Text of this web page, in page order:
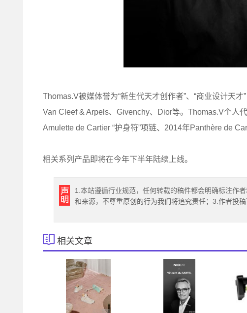
Thomas.V被媒体誉为“新生代天才创作者”、“商业设计天
Van Cleef & Arpels、Givenchy、Dior等。Thomas.V个人
Amulette de Cartier “护身符”项链、2014年Panthère de
相关系列产品即将在今年下半年陆续上线。
1.本站遵循行业规范，任何转载的稿件都会明确标注作
和来源，不尊重原创的行为我们将追究责任；3.作者投稿
相关文章